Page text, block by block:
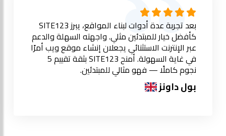
بعد تجربة عدة أدوات لبناء المواقع، يبرز SITE123
كأفضل خيار للمبتدئين مثلي. واجهته السهلة والدعم
عبر الإنترنت الاستثنائي يجعلان إنشاء موقع ويب أمرًا
في غاية السهولة. أمنح SITE123 بثقة تقييم 5
نجوم كاملًا — فهو مثالي للمبتدئين.
بول داونز